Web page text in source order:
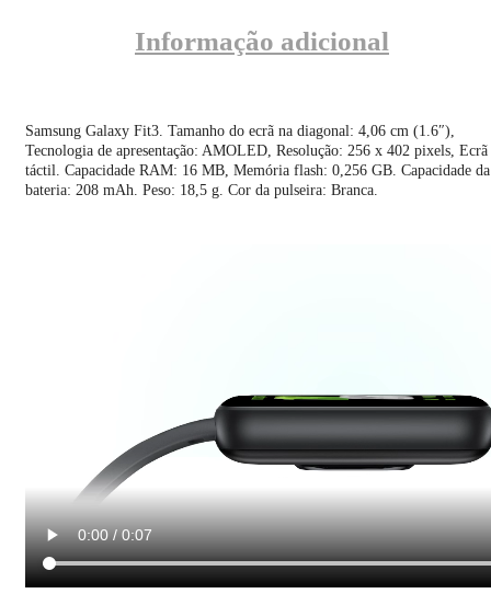
Informação adicional
Samsung Galaxy Fit3. Tamanho do ecrã na diagonal: 4,06 cm (1.6″),
Tecnologia de apresentação: AMOLED, Resolução: 256 x 402 pixels, Ecrã
táctil. Capacidade RAM: 16 MB, Memória flash: 0,256 GB. Capacidade da
bateria: 208 mAh. Peso: 18,5 g. Cor da pulseira: Branca.